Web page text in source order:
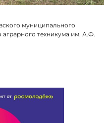
муниципального
аграрного техникума им. А.Ф.